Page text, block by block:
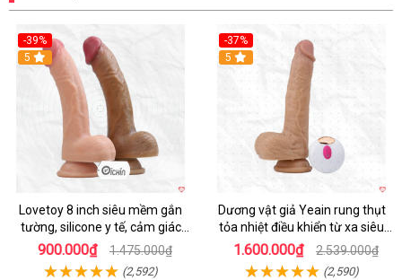
-39%
Hot
5
Lovetoy 8 inch siêu mềm gắn
tường, silicone y tế, cảm giác
thật
900.000₫ 1.475.000₫
(2,592)
-37%
5
Dương vật giả Yeain rung thụt
tỏa nhiệt điều khiển từ xa siêu
HOT
1.600.000₫ 2.539.000₫
(2,590)